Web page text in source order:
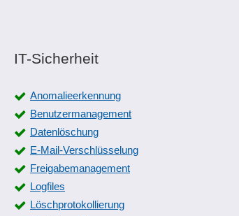
IT-Sicherheit
Anomalieerkennung
Benutzermanagement
Datenlöschung
E-Mail-Verschlüsselung
Freigabemanagement
Logfiles
Löschprotokollierung